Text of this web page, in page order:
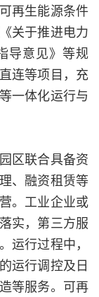
再生能源条件
关于推进电力
导意见》等规
连等项目，充
一体化运行与
区联合具备资
、融资租赁等
。工业企业或
实，第三方服
运行过程中，
运行调控及日
等服务。可再